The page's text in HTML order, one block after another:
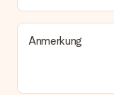
Anmerkung